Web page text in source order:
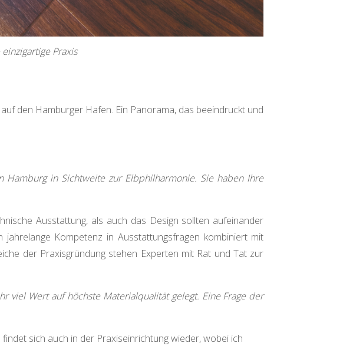
Praxis
den Hamburger Hafen. Ein Panorama, das beeindruckt und
in Sichtweite zur Elbphilharmonie. Sie haben Ihre
Ausstattung, als auch das Design sollten aufeinander
Kompetenz in Ausstattungsfragen kombiniert mit
der Praxisgründung stehen Experten mit Rat und Tat zur
viel Wert auf höchste Materialqualität gelegt. Eine Frage der
sich auch in der Praxiseinrichtung wieder, wobei ich